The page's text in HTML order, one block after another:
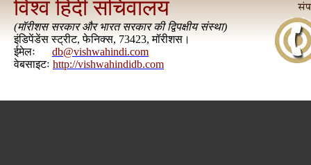
विश्व हिंदी सचिवालय
(मॉरीशस सरकार और भारत सरकार की द्विपक्षीय संस्था)
इंडिपेंडेंस स्ट्रीट, फेनिक्स, 73423, मॉरीशस।
ईमेलः
db@vishwahindi.com
वेबसाइटः http://vishwahindidb.com